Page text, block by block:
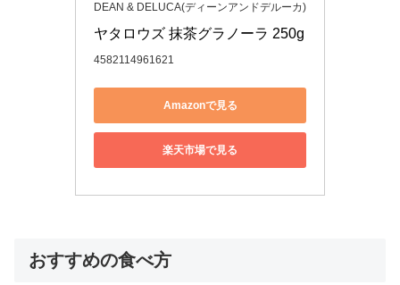
DEAN & DELUCA(ディーンアンドデルーカ)
ヤタロウズ 抹茶グラノーラ 250g
4582114961621
Amazonで見る
楽天市場で見る
おすすめの食べ方